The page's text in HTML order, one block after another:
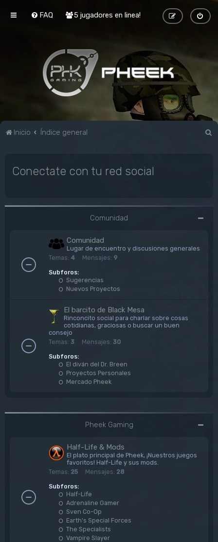
FAQ 5 jugadores en linea!
Inicio Índice general
Conectate con tu red social
Comunidad
Comunidad
Lugar de encuentro y discusiones generales
Temas: 4 Mensajes: 9
Subforos:
Sugerencias
Nuevos Proyectos
El barcito de Black Mesa
Rinconcito social para charlar sobre cosas
cotidianas, graciosas o buscar un buen
consejo
Temas: 3 Mensajes: 30
Subforos:
El diván del Dr. Breen
Proyectos Personales
Mercado Pheek
Pheek Gaming
Half-Life & Mods
El plato principal de Pheek, ¡Nuestros juegos
favoritos! Half-Life y sus mods.
Temas: 25 Mensajes: 28
Subforos:
Half-Life
Adrenaline Gamer
Sven Co-Op
Earth's Special Forces
The Specialists
Vampire Slayer